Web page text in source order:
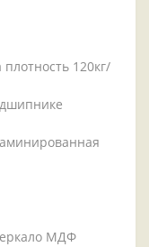
120кг/
МДФ